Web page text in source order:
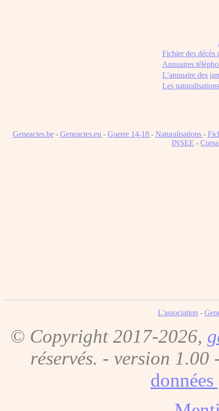
Fichier des décès
Annuaires
L’annuaire des
Les
Geneactes.be- Geneactes.eu - Guerre 14-18 - Naturalisations -
INSEE -
L'association -
© Copyright 2017-2026,
réservés. - version 1.00